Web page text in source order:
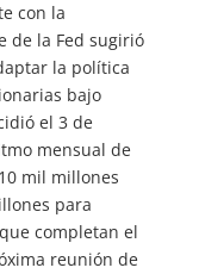
con la
de la Fed sugirió
la política
bajo
el 3 de
mensual de
mil millones
para
completan el
reunión de